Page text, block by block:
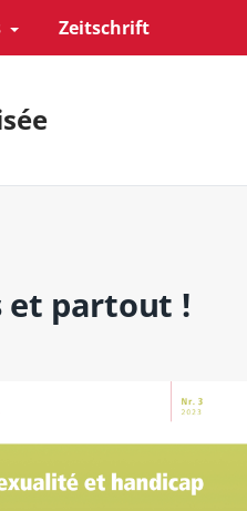
Zeitschrift
et partout !